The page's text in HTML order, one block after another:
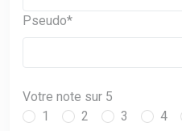
Pseudo*
Votre note sur 5
1
2 3 4